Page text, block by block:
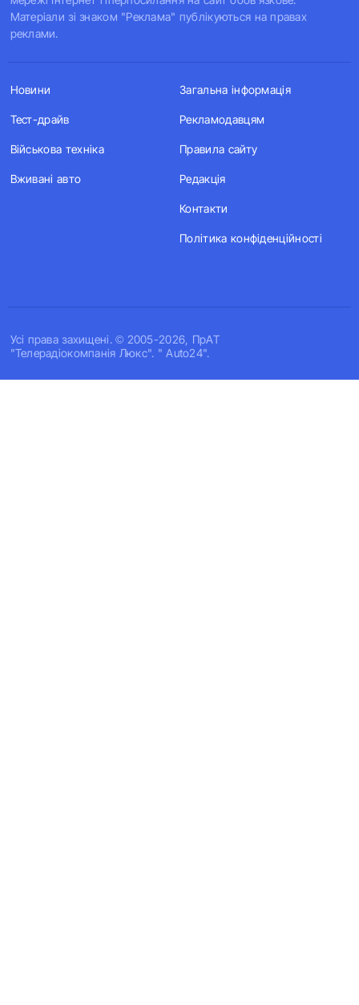
Матеріали зі знаком "Реклама" публікуються на правах
реклами.
Усi права захищенi. © 2005-2026, ПрАТ
"Телерадіокомпанія Люкс". " Auto24".
Новини
Тест-драйв
Військова техніка
Вживані авто
Загальна інформація
Рекламодавцям
Правила сайту
Редакція
Контакти
Політика конфіденційності